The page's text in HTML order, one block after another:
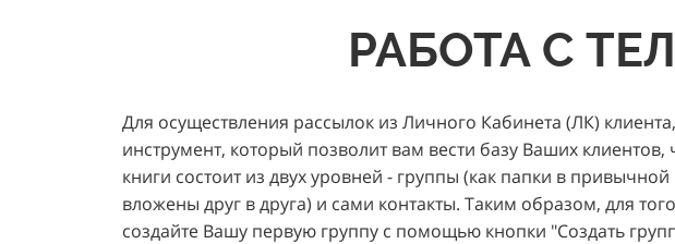
РАБОТА С
Для осуществления рассылок из Личного Кабинета (ЛК)
инструмент, который позволит вам вести базу Ваших
книги состоит из двух уровней - группы (как папки в
вложены друг в друга) и сами контакты. Таким образом, для
создайте Вашу первую группу с помощью кнопки "Создать